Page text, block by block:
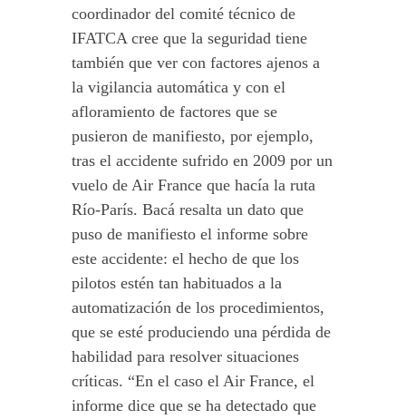
coordinador del comité técnico de
IFATCA cree que la seguridad tiene
también que ver con factores ajenos a
la vigilancia automática y con el
afloramiento de factores que se
pusieron de manifiesto, por ejemplo,
tras el accidente sufrido en 2009 por un
vuelo de Air France que hacía la ruta
Río-París. Bacá resalta un dato que
puso de manifiesto el informe sobre
este accidente: el hecho de que los
pilotos estén tan habituados a la
automatización de los procedimientos,
que se esté produciendo una pérdida de
habilidad para resolver situaciones
críticas. “En el caso el Air France, el
informe dice que se ha detectado que